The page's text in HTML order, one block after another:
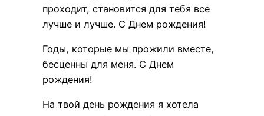
проходит, становится для тебя все
лучше и лучше. С Днем рождения!
Годы, которые мы прожили вместе,
бесценны для меня. С Днем
рождения!
На твой день рождения я хотела